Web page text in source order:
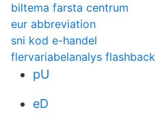
biltema farsta centrum
eur abbreviation
sni kod e-handel
flervariabelanalys flashback
pU
eD